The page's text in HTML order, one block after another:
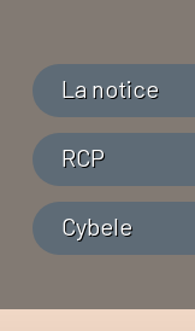
La notice
RCP
Cybele